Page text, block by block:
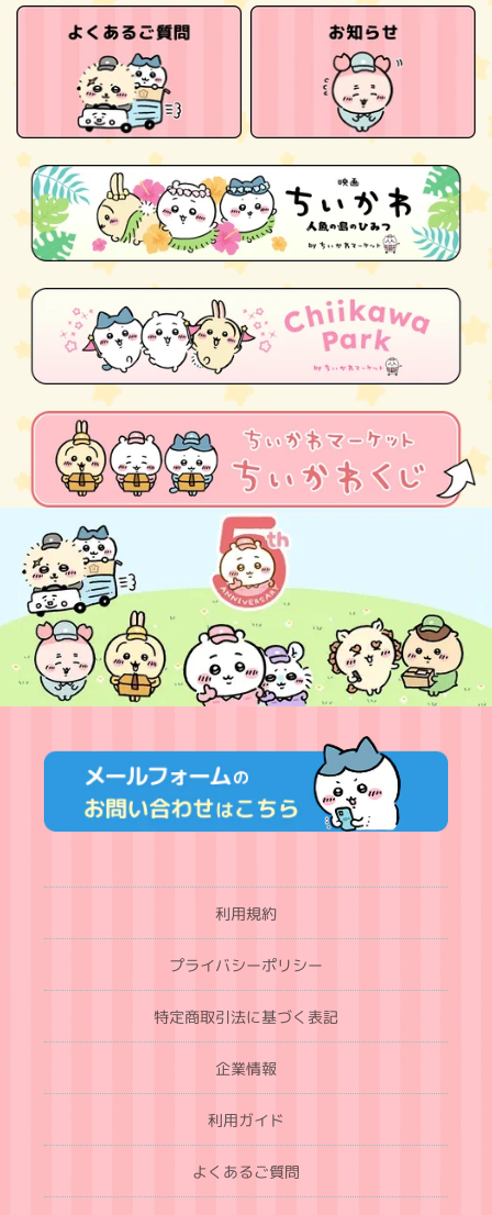
利用規約
プライバシーポリシー
特定商取引法に基づく表記
企業情報
利用ガイド
よくあるご質問